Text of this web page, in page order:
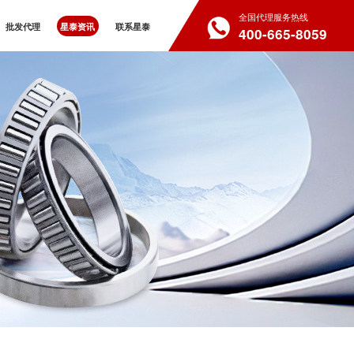
批发代理 星泰资讯 联系星泰
全国代理服务热线
400-665-8059